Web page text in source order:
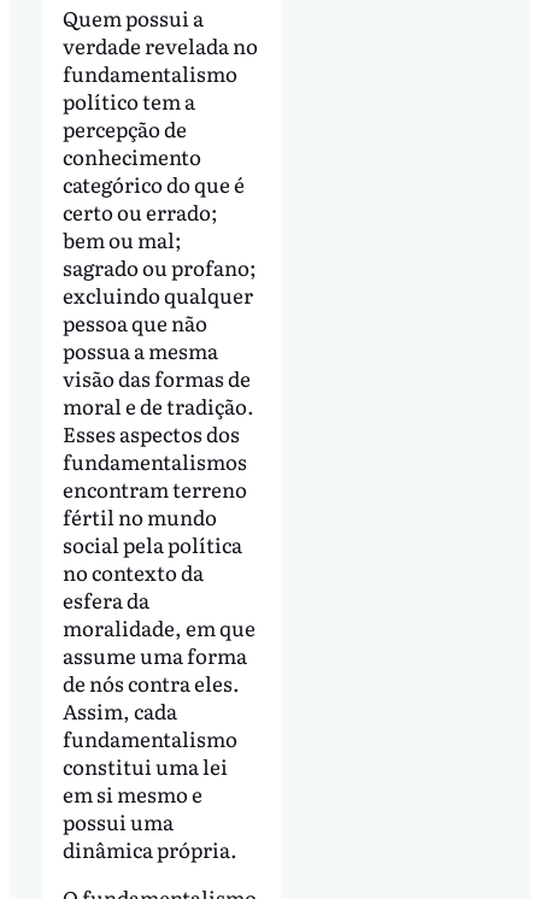
Quem possui a
verdade revelada no
fundamentalismo
político tem a
percepção de
conhecimento
categórico do que é
certo ou errado;
bem ou mal;
sagrado ou profano;
excluindo qualquer
pessoa que não
possua a mesma
visão das formas de
moral e de tradição.
Esses aspectos dos
fundamentalismos
encontram terreno
fértil no mundo
social pela política
no contexto da
esfera da
moralidade, em que
assume uma forma
de nós contra eles.
Assim, cada
fundamentalismo
constitui uma lei
em si mesmo e
possui uma
dinâmica própria.